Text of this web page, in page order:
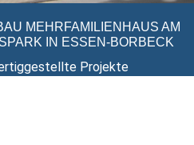
MEHRFAMILIENHAUS AM
IN ESSEN-BORBECK
Projekte